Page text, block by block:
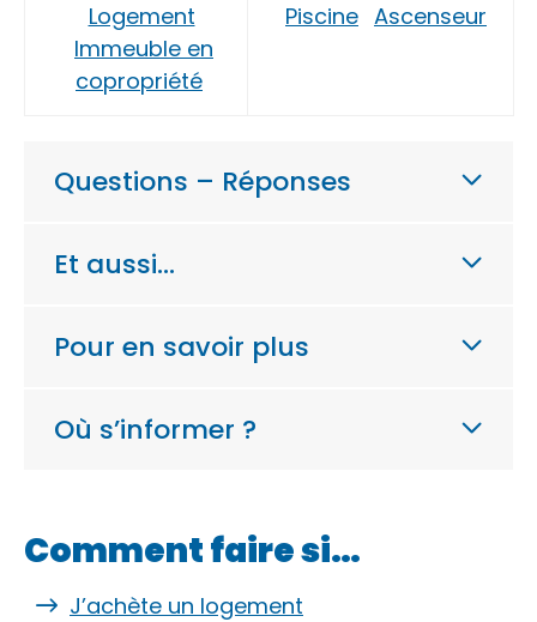
Logement
Immeuble en
copropriété
Piscine Ascenseur
Questions – Réponses
Et aussi…
Pour en savoir plus
Où s’informer ?
Comment faire si…
J’achète un logement